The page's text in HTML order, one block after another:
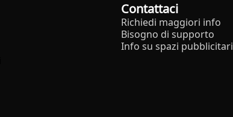
Contattaci
Richiedi maggiori info
Bisogno di supporto
Info su spazi pubblicitari